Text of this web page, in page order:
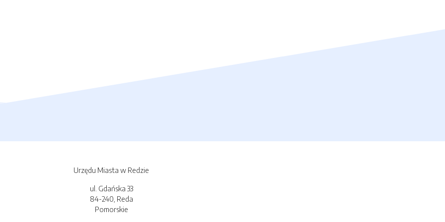
Urzędu Miasta w Redzie
ul. Gdańska 33
84-240, Reda
Pomorskie